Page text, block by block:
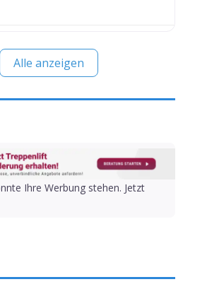
Alle anzeigen
Ihre Werbung stehen. Jetzt